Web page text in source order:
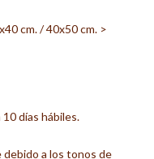
cm. / 40x50 cm. >
días hábiles.
a los tonos de